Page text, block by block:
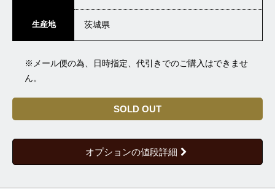
生産地 茨城県
※メール便の為、日時指定、代引きでのご購入はできませ
ん。
SOLD OUT
オプションの値段詳細